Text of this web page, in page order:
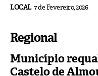
LOCAL 7 de Fevereiro, 2026
Regional
Município
Castelo de